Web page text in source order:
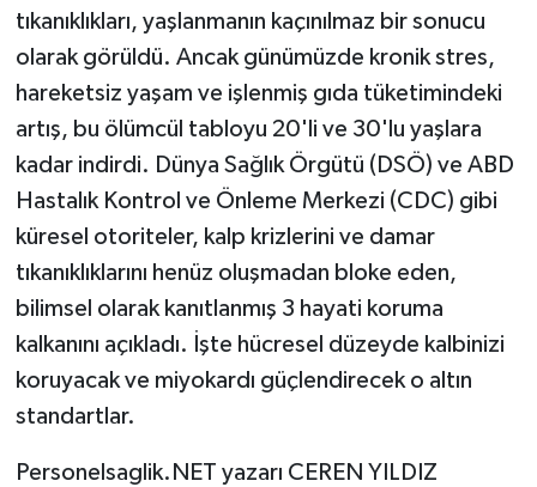
tıkanıklıkları, yaşlanmanın kaçınılmaz bir sonucu
olarak görüldü. Ancak günümüzde kronik stres,
hareketsiz yaşam ve işlenmiş gıda tüketimindeki
artış, bu ölümcül tabloyu 20'li ve 30'lu yaşlara
kadar indirdi. Dünya Sağlık Örgütü (DSÖ) ve ABD
Hastalık Kontrol ve Önleme Merkezi (CDC) gibi
küresel otoriteler, kalp krizlerini ve damar
tıkanıklıklarını henüz oluşmadan bloke eden,
bilimsel olarak kanıtlanmış 3 hayati koruma
kalkanını açıkladı. İşte hücresel düzeyde kalbinizi
koruyacak ve miyokardı güçlendirecek o altın
standartlar.
Personelsaglik.NET yazarı CEREN YILDIZ